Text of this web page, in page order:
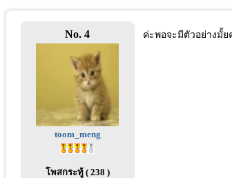
No. 4
toom_meng
โพสกระทู้ ( 238 )
ค่ะพอจะมีตัวอย่างมั้